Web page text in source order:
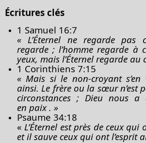
Écritures clés
1 Samuel 16:7
« L’Éternel ne regarde pas
regarde ; l’homme regarde à
yeux, mais l’Éternel regarde au
1 Corinthiens 7:15
« Mais si le non-croyant
ainsi. Le frère ou la sœur n’est
circonstances ; Dieu nous a
en paix. »
Psaume 34:18
« L’Éternel est près de ceux
et il sauve ceux qui ont l’esprit